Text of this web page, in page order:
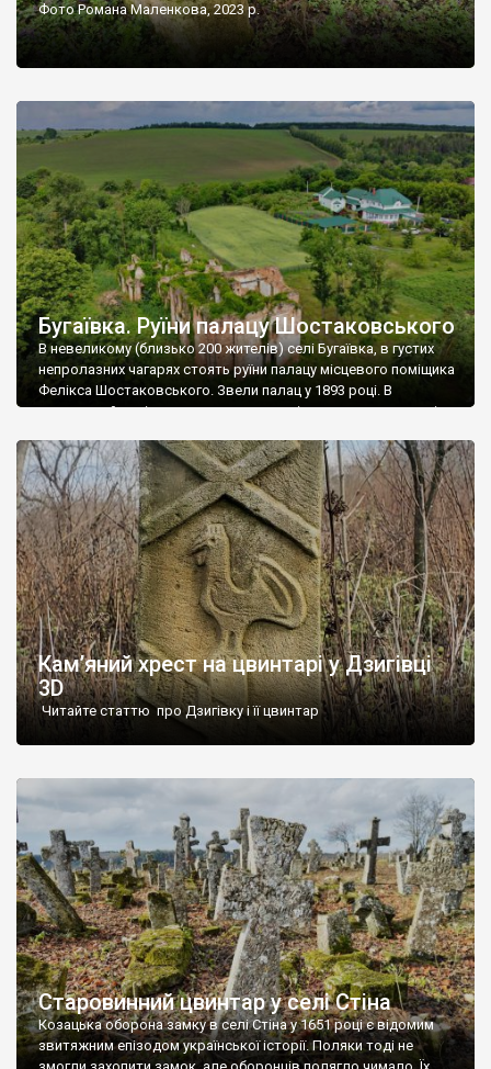
Фото Романа Маленкова, 2023 р.
Бугаївка. Руїни палацу Шостаковського
В невеликому (близько 200 жителів) селі Бугаївка, в густих
непролазних чагарях стоять руїни палацу місцевого поміщика
Фелікса Шостаковського. Звели палац у 1893 році. В
радянський період у ньому спочатку містилася школа, потім
століття тут розмістили туберкульозну лікарню. Коли із
палацу виїхала лікарня – ми точно не […]
Кам’яний хрест на цвинтарі у Дзигівці
3D
Читайте статтю про Дзигівку і її цвинтар
Старовинний цвинтар у селі Стіна
Козацька оборона замку в селі Стіна у 1651 році є відомим
звитяжним епізодом української історії. Поляки тоді не